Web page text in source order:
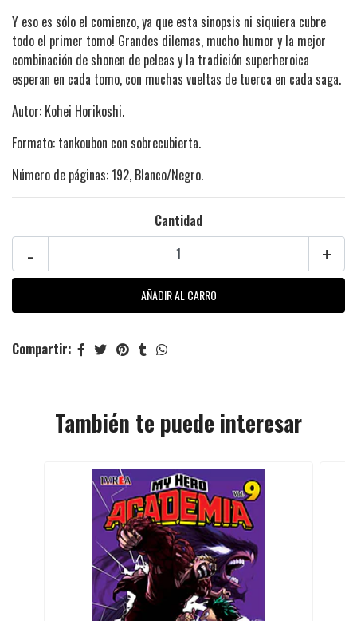
Y eso es sólo el comienzo, ya que esta sinopsis ni siquiera cubre
todo el primer tomo! Grandes dilemas, mucho humor y la mejor
combinación de shonen de peleas y la tradición superheroica
esperan en cada tomo, con muchas vueltas de tuerca en cada saga.
Autor: Kohei Horikoshi.
Formato: tankoubon con sobrecubierta.
Número de páginas: 192, Blanco/Negro.
Cantidad
+
-
Compartir:
También te puede interesar